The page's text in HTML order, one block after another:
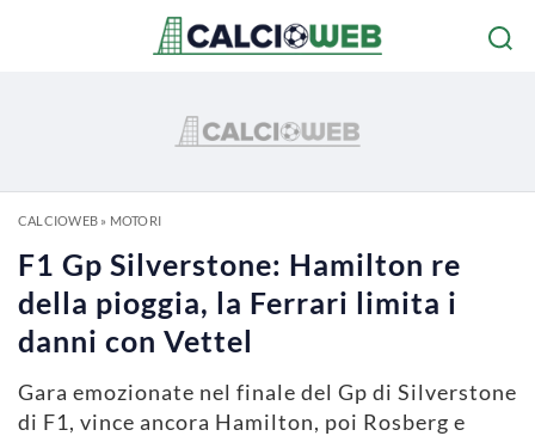
CALCIOWEB» MOTORI
F1 Gp Silverstone: Hamilton re
della pioggia, la Ferrari limita i
danni con Vettel
Gara emozionate nel finale del Gp di Silverstone
di F1, vince ancora Hamilton, poi Rosberg e